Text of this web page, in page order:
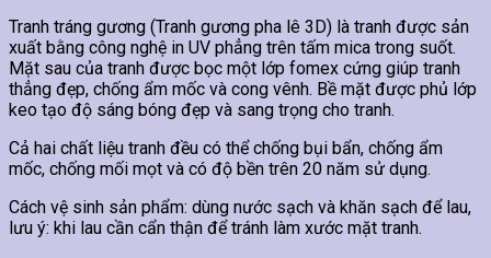
Tranh tráng gương (Tranh gương pha lê 3D) là tranh được sản
xuất bằng công nghệ in UV phẳng trên tấm mica trong suốt.
Mặt sau của tranh được bọc một lớp fomex cứng giúp tranh
thẳng đẹp, chống ẩm mốc và cong vênh. Bề mặt được phủ lớp
keo tạo độ sáng bóng đẹp và sang trọng cho tranh.
Cả hai chất liệu tranh đều có thể chống bụi bẩn, chống ẩm
mốc, chống mối mọt và có độ bền trên 20 năm sử dụng.
Cách vệ sinh sản phẩm: dùng nước sạch và khăn sạch để lau,
lưu ý: khi lau cần cẩn thận để tránh làm xước mặt tranh.